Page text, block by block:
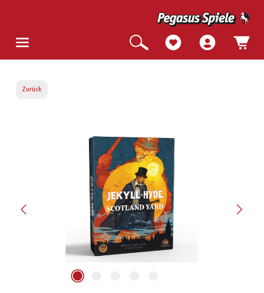
Zurück
Bildergalerie überspringen